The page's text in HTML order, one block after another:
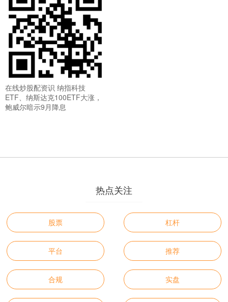
在线炒股配资识 纳指科技
ETF、纳斯达克100ETF大涨，
鲍威尔暗示9月降息
热点关注
股票 杠杆
平台 推荐
合规 实盘